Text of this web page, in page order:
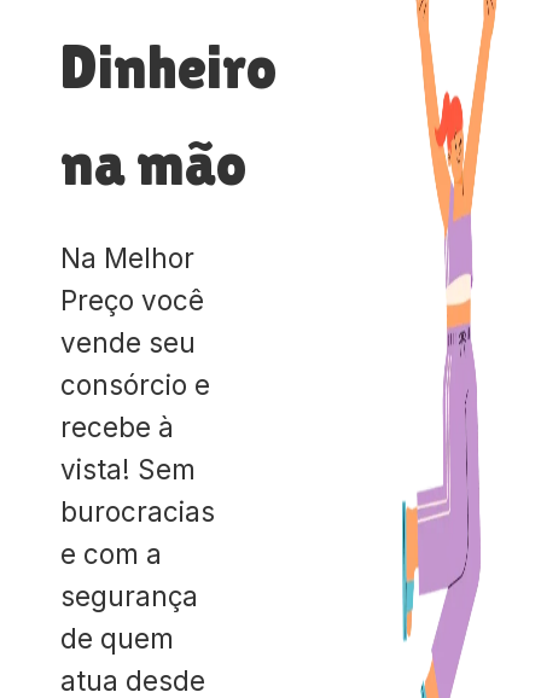
Dinheiro
na mão
Na Melhor
Preço você
vende seu
consórcio e
recebe à
vista! Sem
burocracias
e com a
segurança
de quem
atua desde